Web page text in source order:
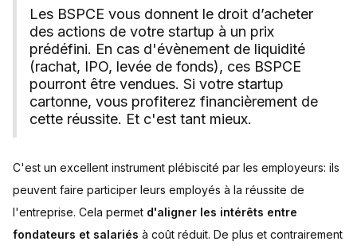
Les BSPCE vous donnent le droit d’acheter
des actions de votre startup à un prix
prédéfini. En cas d'évènement de liquidité
(rachat, IPO, levée de fonds), ces BSPCE
pourront être vendues. Si votre startup
cartonne, vous profiterez financièrement de
cette réussite. Et c'est tant mieux.
C'est un excellent instrument plébiscité par les employeurs: ils
peuvent faire participer leurs employés à la réussite de
l'entreprise. Cela permet d'aligner les intérêts entre
fondateurs et salariés à coût réduit. De plus et contrairement